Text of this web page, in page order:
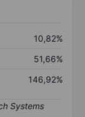
10,82%
51,66%
146,92%